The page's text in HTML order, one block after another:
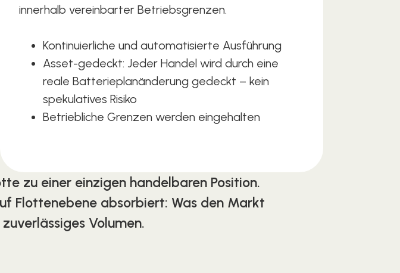
innerhalb vereinbarter Betriebsgrenzen.
Kontinuierliche und automatisierte Ausführung
Asset-gedeckt: Jeder Handel wird durch eine
reale Batterieplanänderung gedeckt – kein
spekulatives Risiko
Betriebliche Grenzen werden eingehalten
zu einer einzigen handelbaren Position.
Flottenebene absorbiert: Was den Markt
Volumen.